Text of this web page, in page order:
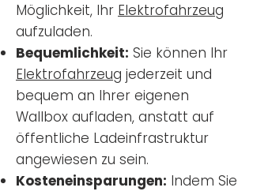
Möglichkeit, Ihr Elektrofahrzeug
aufzuladen.
Bequemlichkeit: Sie können Ihr
Elektrofahrzeug jederzeit und
bequem an Ihrer eigenen
Wallbox aufladen, anstatt auf
öffentliche Ladeinfrastruktur
angewiesen zu sein.
Kosteneinsparungen: Indem Sie